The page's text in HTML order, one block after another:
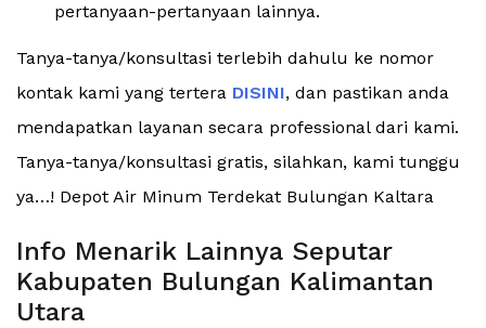
pertanyaan-pertanyaan lainnya.
Tanya-tanya/konsultasi terlebih dahulu ke nomor
kontak kami yang tertera DISINI, dan pastikan anda
mendapatkan layanan secara professional dari kami.
Tanya-tanya/konsultasi gratis, silahkan, kami tunggu
ya…! Depot Air Minum Terdekat Bulungan Kaltara
Info Menarik Lainnya Seputar
Kabupaten Bulungan Kalimantan
Utara